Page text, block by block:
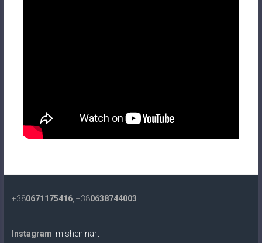
+380671175416, +380638744003
Instagram: misheninart